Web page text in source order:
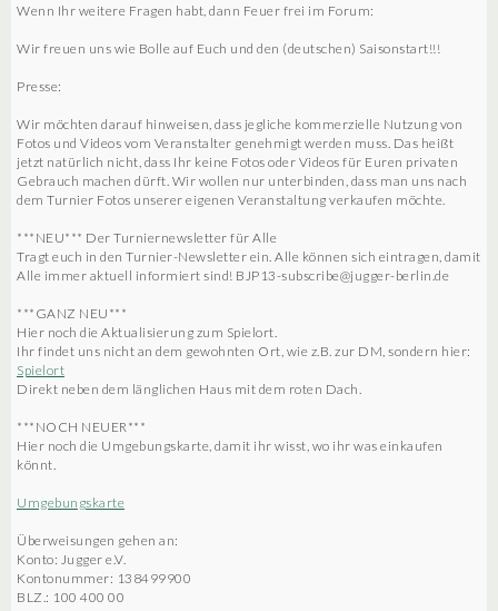
Wenn Ihr weitere Fragen habt, dann Feuer frei im Forum:
Wir freuen uns wie Bolle auf Euch und den (deutschen) Saisonstart!!!
Presse:
Wir möchten darauf hinweisen, dass jegliche kommerzielle Nutzung von
Fotos und Videos vom Veranstalter genehmigt werden muss. Das heißt
jetzt natürlich nicht, dass Ihr keine Fotos oder Videos für Euren privaten
Gebrauch machen dürft. Wir wollen nur unterbinden, dass man uns nach
dem Turnier Fotos unserer eigenen Veranstaltung verkaufen möchte.
***NEU*** Der Turniernewsletter für Alle
Tragt euch in den Turnier-Newsletter ein. Alle können sich eintragen, damit
Alle immer aktuell informiert sind! BJP13-subscribe@jugger-berlin.de
***GANZ NEU***
Hier noch die Aktualisierung zum Spielort.
Ihr findet uns nicht an dem gewohnten Ort, wie z.B. zur DM, sondern hier:
Spielort
Direkt neben dem länglichen Haus mit dem roten Dach.
***NOCH NEUER***
Hier noch die Umgebungskarte, damit ihr wisst, wo ihr was einkaufen
könnt.
Umgebungskarte
Überweisungen gehen an:
Konto: Jugger e.V.
Kontonummer: 138499900
BLZ.: 100 400 00